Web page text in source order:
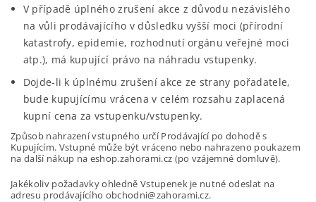
V případě úplného zrušení akce z důvodu nezávislého
na vůli prodávajícího v důsledku vyšší moci (přírodní
katastrofy, epidemie, rozhodnutí orgánu veřejné moci
atp.), má kupující právo na náhradu vstupenky.
Dojde-li k úplnému zrušení akce ze strany pořadatele,
bude kupujícímu vrácena v celém rozsahu zaplacená
kupní cena za vstupenku/vstupenky.
Způsob nahrazení vstupného určí Prodávající po dohodě s
Kupujícím. Vstupné může být vráceno nebo nahrazeno poukazem
na další nákup na eshop.zahorami.cz (po vzájemné domluvě).
Jakékoliv požadavky ohledně Vstupenek je nutné odeslat na
adresu prodávajícího obchodni@zahorami.cz.